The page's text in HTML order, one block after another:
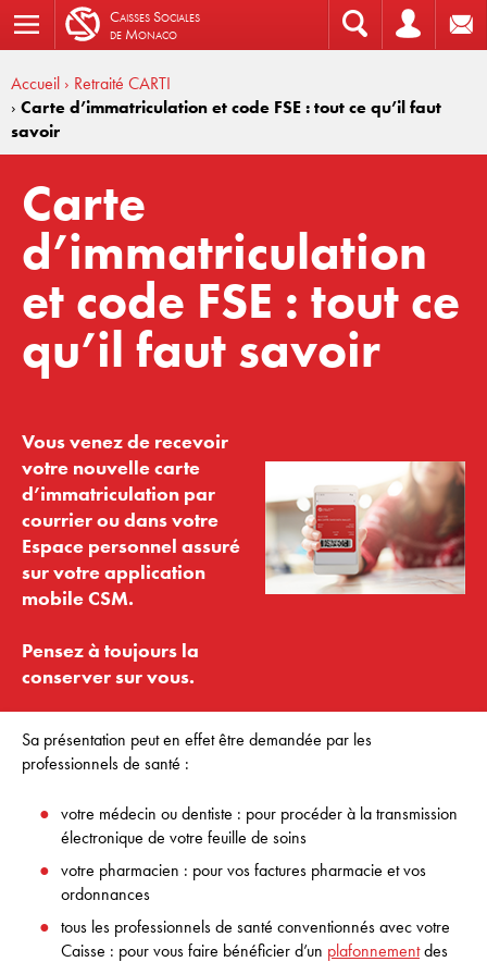
CaissesSociales
de Monaco
Accueil › Retraité CARTI
› Carte d’immatriculation et code FSE : tout ce qu’il faut
savoir
Carte
d’immatriculation
et code FSE : tout ce
qu’il faut savoir
Vous venez de recevoir
votre nouvelle carte
d’immatriculation par
courrier ou dans votre
Espace personnel assuré
sur votre application
mobile CSM.
Pensez à toujours la
conserver sur vous.
Sa présentation peut en effet être demandée par les
professionnels de santé :
votre médecin ou dentiste : pour procéder à la transmission
électronique de votre feuille de soins
votre pharmacien : pour vos factures pharmacie et vos
ordonnances
tous les professionnels de santé conventionnés avec votre
Caisse : pour vous faire bénéficier d’un plafonnementdes